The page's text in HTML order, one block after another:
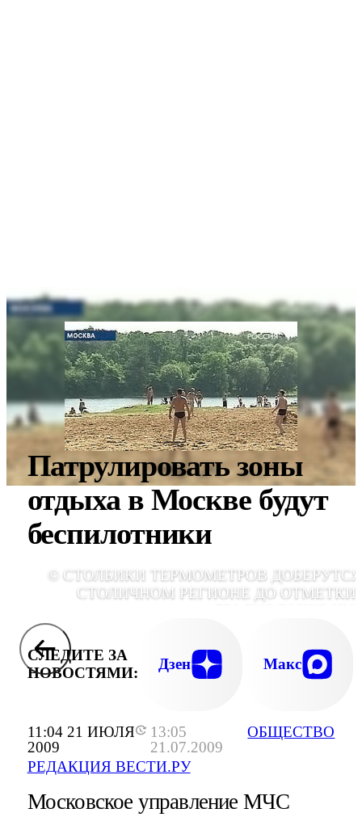
11:04 21 ИЮЛЯ
2009
13:05
21.07.2009
РЕДАКЦИЯ ВЕСТИ.РУ
ОБЩЕСТВО
Патрулировать зоны
отдыха в Москве будут
беспилотники
© СТОЛБИКИ ТЕРМОМЕТРОВ
СТОЛИЧНОМ РЕГИОНЕ ДО ОТМЕТКИ
СЛЕДИТЕ ЗА
НОВОСТЯМИ:
Дзен Макс
Московское управление МЧС